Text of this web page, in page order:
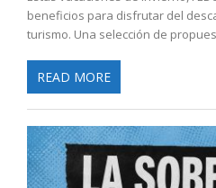
beneficios para disfrutar del
turismo. Una selección de
READ MORE